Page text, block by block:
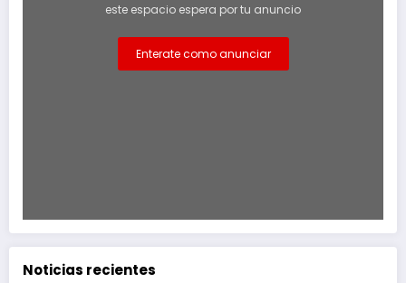
este espacio espera por tu anuncio
Enterate como anunciar
Noticias recientes